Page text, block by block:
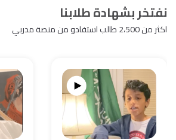
نفتخر بشهادة طلابنا
اكثر من 2،500 طالب استفادو من منصة مدربي